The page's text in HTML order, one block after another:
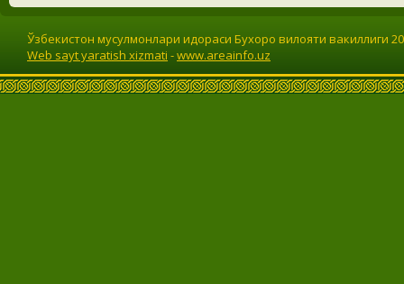
Ўзбекистон мусулмонлари идораси Бухоро вилояти вакиллиги
Web sayt yaratish xizmati -www.areainfo.uz